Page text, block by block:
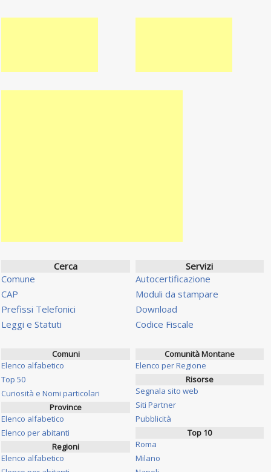
Cerca
Comune
CAP
Prefissi Telefonici
Leggi e Statuti
Servizi
Autocertificazione
Moduli da stampare
Download
Codice Fiscale
Comuni
Elenco alfabetico
Top 50
Curiosità e Nomi particolari
Province
Elenco alfabetico
Elenco per abitanti
Regioni
Elenco alfabetico
Comunità Montane
Elenco per Regione
Risorse
Segnala sito web
Siti Partner
Pubblicità
Top 10
Roma
Milano